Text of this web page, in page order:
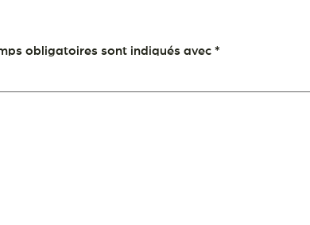
obligatoires sont indiqués avec *